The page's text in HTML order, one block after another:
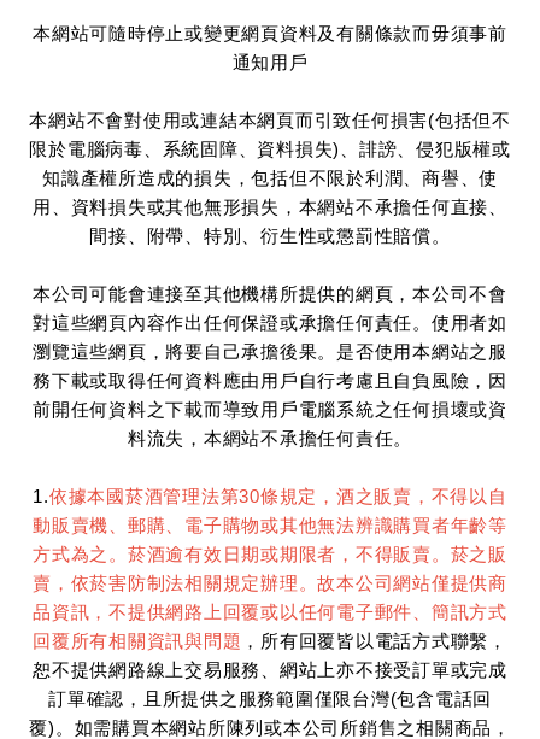
本網站可隨時停止或變更網頁資料及有關條款而毋須事前
通知用戶
本網站不會對使用或連結本網頁而引致任何損害(包括但不
限於電腦病毒、系統固障、資料損失)、誹謗、侵犯版權或
知識產權所造成的損失，包括但不限於利潤、商譽、使
用、資料損失或其他無形損失，本網站不承擔任何直接、
間接、附帶、特別、衍生性或懲罰性賠償。
本公司可能會連接至其他機構所提供的網頁，本公司不會
對這些網頁內容作出任何保證或承擔任何責任。使用者如
瀏覽這些網頁，將要自己承擔後果。是否使用本網站之服
務下載或取得任何資料應由用戶自行考慮且自負風險，因
前開任何資料之下載而導致用戶電腦系統之任何損壞或資
料流失，本網站不承擔任何責任。
1.依據本國菸酒管理法第30條規定，酒之販賣，不得以自
動販賣機、郵購、電子購物或其他無法辨識購買者年齡等
方式為之。菸酒逾有效日期或期限者，不得販賣。菸之販
賣，依菸害防制法相關規定辦理。故本公司網站僅提供商
品資訊，不提供網路上回覆或以任何電子郵件、簡訊方式
回覆所有相關資訊與問題 ，所有回覆皆以電話方式聯繫，
恕不提供網路線上交易服務、網站上亦不接受訂單或完成
訂單確認，且所提供之服務範圍僅限台灣(包含電話回
覆)。如需購買本網站所陳列或本公司所銷售之相關商品，